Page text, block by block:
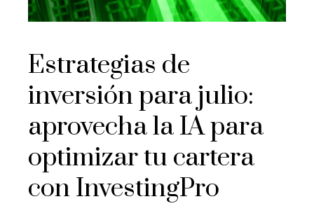
Estrategias de
inversión para julio:
aprovecha la IA para
optimizar tu cartera
con InvestingPro